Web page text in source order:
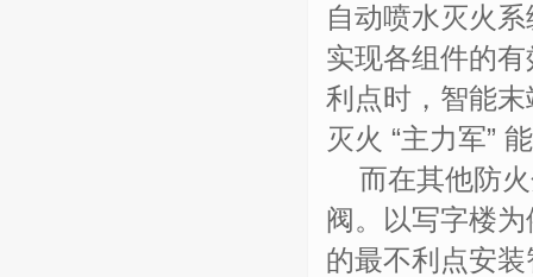
自动喷水灭火
实现各组件的
利点时，智能
灭火 “主力军”
而在其他防
阀。以写字楼
的最不利点安